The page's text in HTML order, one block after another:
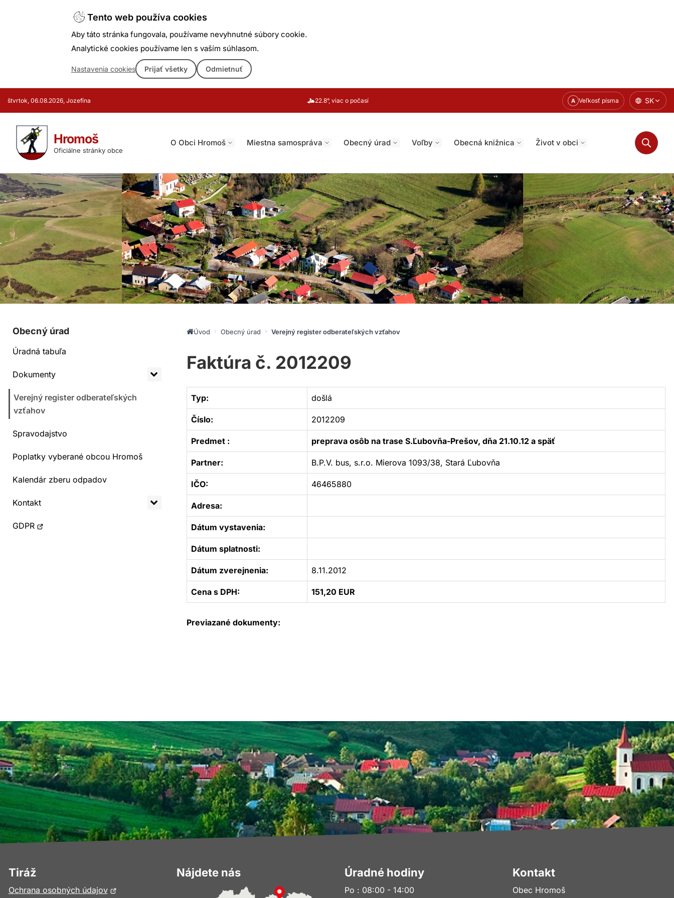
Tento web používa cookies
Aby táto stránka fungovala, používame nevyhnutné súbory cookie.
Analytické cookies používame len s vaším súhlasom.
Nastavenia cookies Prijať všetky Odmietnuť
štvrtok, 06.08.2026, Jozefína 22.8°, viac o počasí A Veľkosť písma SK
Hromoš
Oficiálne stránky obce
O Obci Hromoš Miestna samospráva Obecný úrad Voľby Obecná knižnica Život v obci
Obecný úrad
Úradná tabuľa
Dokumenty
Verejný register odberateľských
vzťahov
Spravodajstvo
Poplatky vyberané obcou Hromoš
Kalendár zberu odpadov
Kontakt
GDPROtvorí
Úvod Obecný úrad Verejný register odberateľských vzťahov
Faktúra č. 2012209
Typ: došlá
Číslo: 2012209
Predmet : preprava osôb na trase S.Ľubovňa-Prešov, dňa 21.10.12 a späť
Partner: B.P.V. bus, s.r.o. Mierova 1093/38, Stará Ľubovňa
IČO: 46465880
Adresa:
Dátum vystavenia:
Dátum splatnosti:
Dátum zverejnenia: 8.11.2012
Cena s DPH: 151,20 EUR
Previazané dokumenty:
Tiráž
Ochrana osobných údajovOtvorí
Nájdete nás Úradné hodiny
Po : 08:00 - 14:00
Kontakt
Obec Hromoš